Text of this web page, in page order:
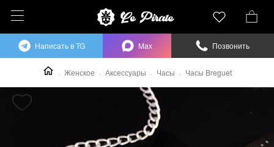
Женское Аксессуары Часы Часы Breguet
Написать в TG Max Позвонить